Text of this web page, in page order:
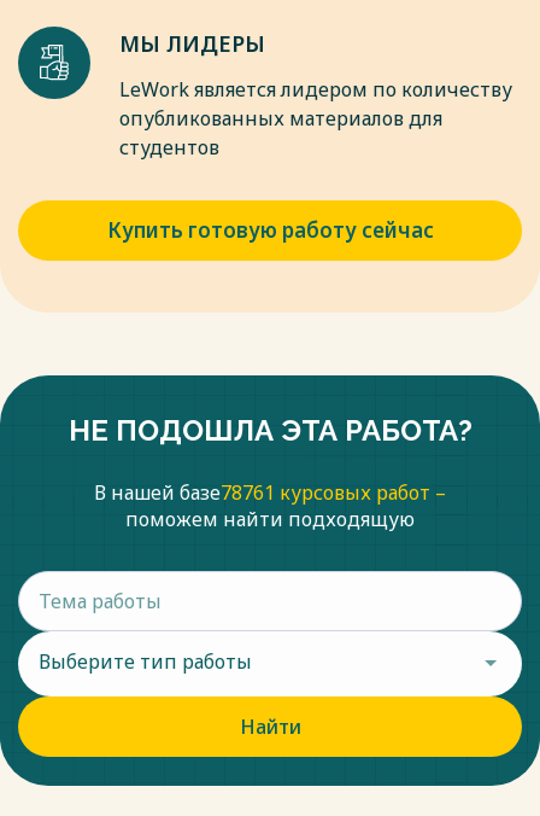
МЫ ЛИДЕРЫ
LeWork является лидером по количеству
опубликованных материалов для
студентов
Купить готовую работу сейчас
НЕ ПОДОШЛА ЭТА РАБОТА?
В нашей базе78761 курсовых работ –
поможем найти подходящую
Выберите тип работы
Найти